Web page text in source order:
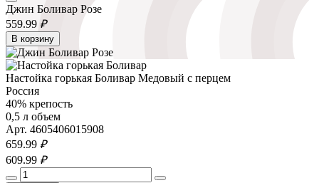
Джин Боливар Розе
559.99 ₽
В корзину
Настойка горькая Боливар Медовый с перцем
Россия
40% крепость
0,5 л объем
Арт. 4605406015908
659.99 ₽
609.99 ₽